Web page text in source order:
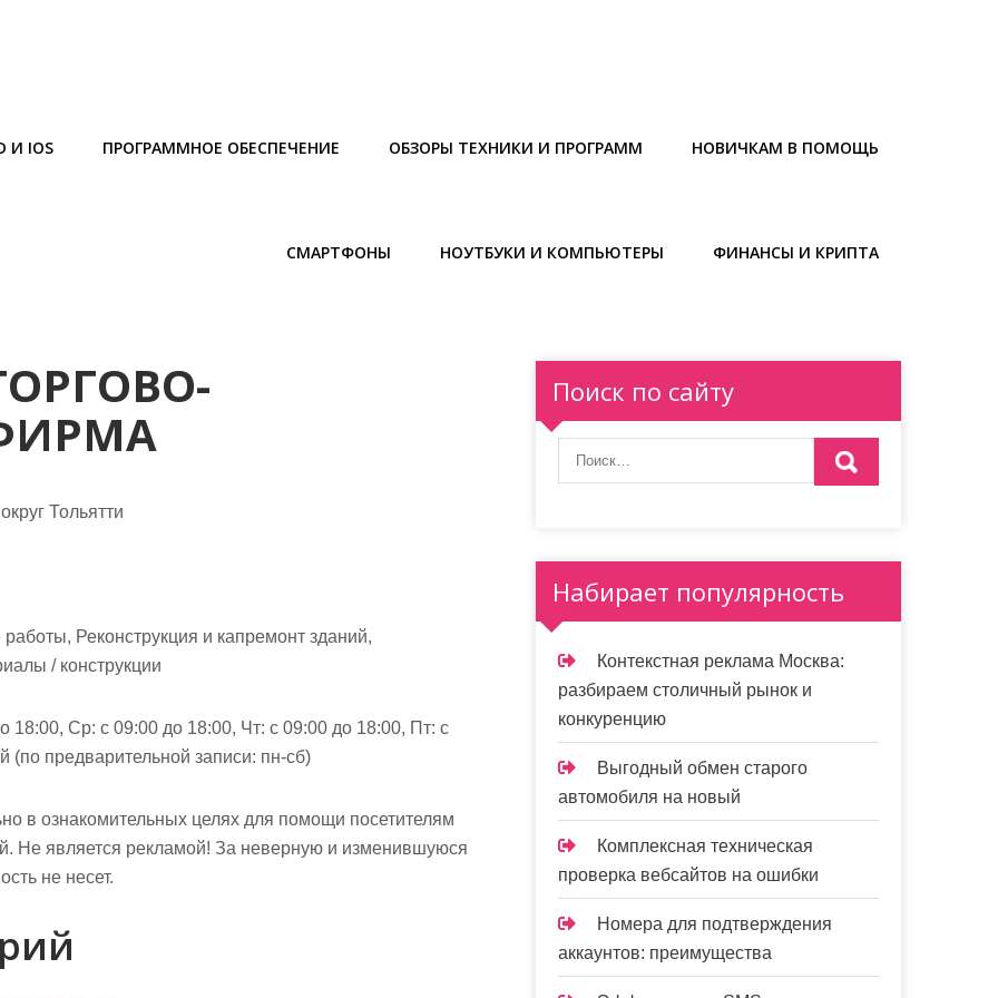
И IOS ПРОГРАММНОЕ ОБЕСПЕЧЕНИЕ ОБЗОРЫ ТЕХНИКИ И ПРОГРАММ НОВИЧКАМ В ПОМОЩЬ
СМАРТФОНЫ НОУТБУКИ И КОМПЬЮТЕРЫ ФИНАНСЫ И КРИПТА
Тольятти
Реконструкция и капремонт зданий,
/ конструкции
Ср: с 09:00 до 18:00, Чт: с 09:00 до 18:00, Пт: с
предварительной записи: пн-сб)
в ознакомительных целях для помощи посетителям
Не является рекламой! За неверную и изменившуюся
не несет.
Поиск по сайту
Набирает популярность
Контекстная реклама Москва:
разбираем столичный рынок и
конкуренцию
Выгодный обмен старого
автомобиля на новый
Комплексная техническая
проверка вебсайтов на ошибки
Номера для подтверждения
аккаунтов: преимущества